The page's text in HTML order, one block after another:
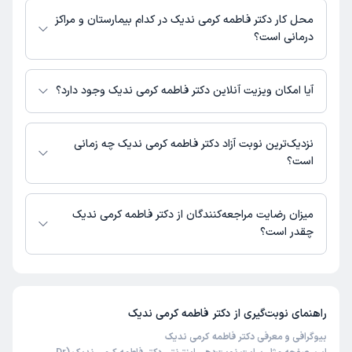
محل کار دکتر فاطمه کرمی ندیک در کدام بیمارستان و مراکز
درمانی است؟
اطلاعاتی درباره محل فعالیت دکتر فاطمه کرمی ندیک در مراکز درمانی در دسترس
نیست.
آیا امکان ویزیت آنلاین دکتر فاطمه کرمی ندیک وجود دارد؟
در حال حاضر اطلاعاتی درباره ارائه ویزیت آنلاین توسط دکتر فاطمه کرمی ندیک
در دسترس نیست. برای دریافت اطلاعات دقیق‌تر، لطفاً با مطب تماس بگیرید.
نزدیک‌ترین نوبت آزاد دکتر فاطمه کرمی ندیک چه زمانی
است؟
دکتر فاطمه کرمی ندیک از روز شنبه 17 مرداد 1405 بیمار جدید می‌پذیرند.
میزان رضایت مراجعه‌کنندگان از دکتر فاطمه کرمی ندیک
چقدر است؟
راهنمای نوبت‌گیری از دکتر فاطمه کرمی ندیک
بیوگرافی و معرفی دکتر فاطمه کرمی ندیک